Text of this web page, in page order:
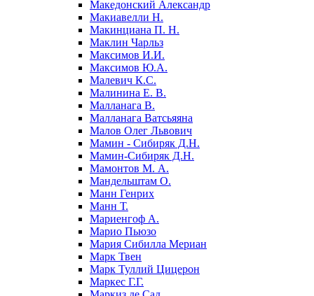
Македонский Александр
Макиавелли Н.
Макинциана П. Н.
Маклин Чарльз
Максимов И.И.
Максимов Ю.А.
Малевич К.С.
Малинина Е. В.
Малланага В.
Малланага Ватсьяяна
Малов Олег Львович
Мамин - Сибиряк Д.Н.
Мамин-Сибиряк Д.Н.
Мамонтов М. А.
Мандельштам О.
Манн Генрих
Манн Т.
Мариенгоф А.
Марио Пьюзо
Мария Сибилла Мериан
Марк Твен
Марк Туллий Цицерон
Маркес Г.Г.